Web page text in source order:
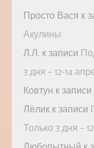
Просто Вася к
Акулины
Л.Л. к записи
3 дня – 12-14
Ковтун к записи
Лёликк записи
Только 3 дня –